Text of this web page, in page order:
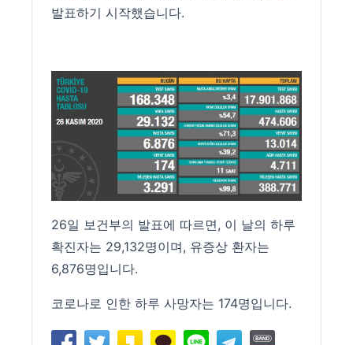
발표하기 시작했습니다.
26일 보건부의 발표에 따르면, 이 날의 하루
확진자는 29,132명이며, 유증상 환자는
6,876명입니다.
코로나로 인한 하루 사망자는 174명입니다.